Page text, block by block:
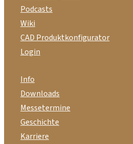
Podcasts
Wiki
CAD Produktkonfigurator
Login
Info
Downloads
Messetermine
Geschichte
Karriere